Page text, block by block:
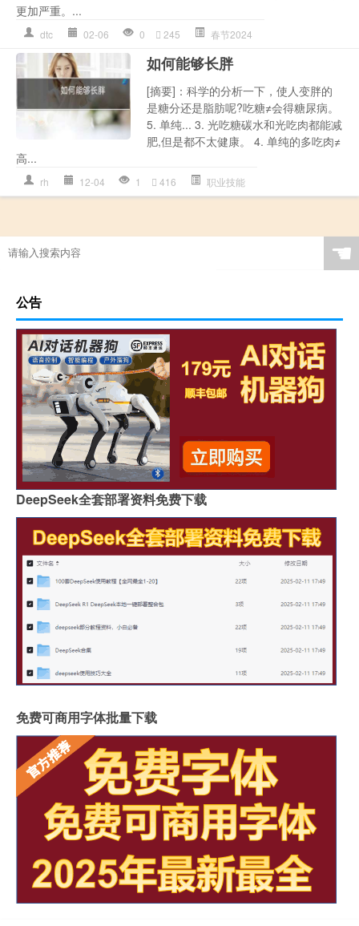
更加严重。...
dtc 02-06 0 245 春节2024
如何能够长胖
[摘要]：科学的分析一下，使人变胖的
是糖分还是脂肪呢?吃糖≠会得糖尿病。
5. 单纯... 3. 光吃糖碳水和光吃肉都能减
肥,但是都不太健康。 4. 单纯的多吃肉≠
高...
rh 12-04 1 416 职业技能
☚
公告
DeepSeek全套部署资料免费下载
免费可商用字体批量下载